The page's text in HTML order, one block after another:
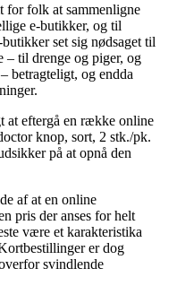
for folk at sammenligne
e-butikker, og til
set sig nødsaget til
– til drenge og piger, og
betragteligt, og endda
at eftergå en række online
knop, sort, 2 stk./pk.
på at opnå den
af at en online
pris der anses for helt
være et karakteristika
er dog
svindlende